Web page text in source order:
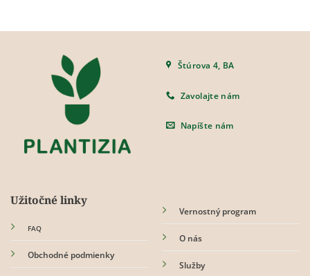
viacero
Možnosti
môžete
Štúrova 4, BA
Zavolajte nám
Napíšte nám
Užitočné linky
FAQ
Obchodné podmienky
Vernostný program
O nás
Služby